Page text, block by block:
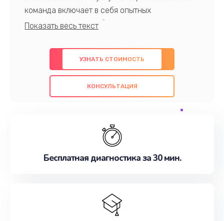
команда включает в себя опытных
профессионалов с обширными знаниями и
предлагаем быстрый и качественный ремонт с
использованием оригинальных компонентов, а
также гарантируем качество всех
проведенных работ. Наша цель - предоставить
обслуживание, удовлетворяя их потребности
наилучшим образом. Не медлите записаться на
УЗНАТЬ СТОИМОСТЬ
КОНСУЛЬТАЦИЯ
Бесплатная диагностика за 30 мин.